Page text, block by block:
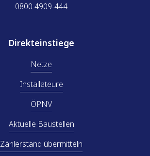
0800 4909-444
Direkteinstiege
Netze
Installateure
ÖPNV
Aktuelle Baustellen
Zählerstand übermitteln